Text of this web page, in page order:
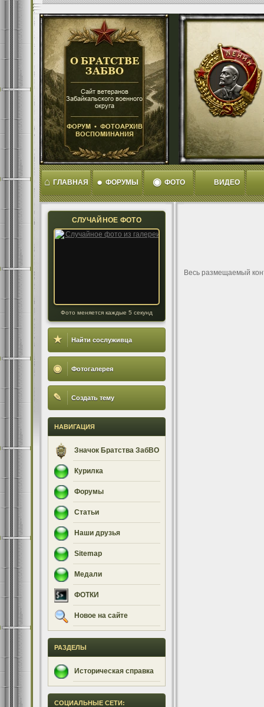
⌂ ГЛАВНАЯ ● ФОРУМЫ ◉ ФОТО ВИДЕО
СЛУЧАЙНОЕ ФОТО
Фото меняется каждые 5 секунд
★ Найти сослуживца
◉ Фотогалерея
✎ Создать тему
НАВИГАЦИЯ
Значок Братства ЗабВО
Курилка
Форумы
Статьи
Наши друзья
Sitemap
Медали
ФОТКИ
Новое на сайте
РАЗДЕЛЫ
Историческая справка
СОЦИАЛЬНЫЕ СЕТИ:
Весь размещаемый